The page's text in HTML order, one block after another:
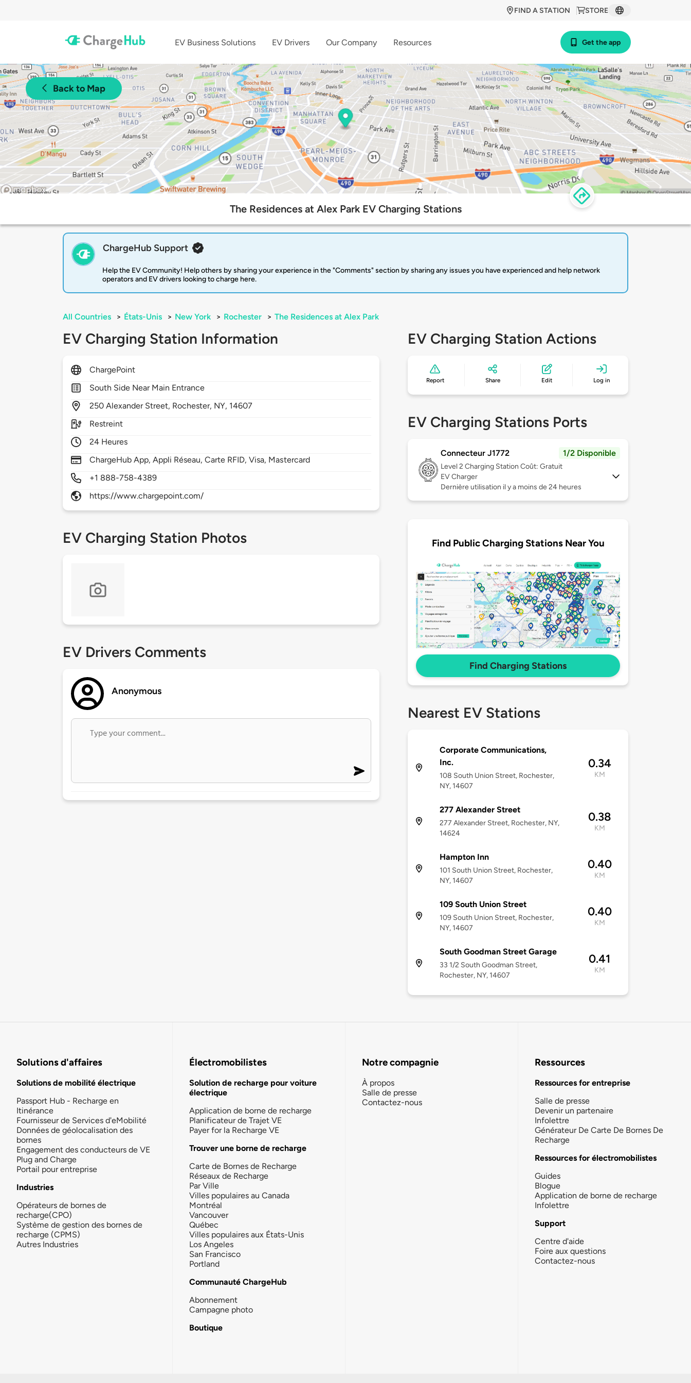
STORE
FIND A STATION
EV Business Solutions EV Drivers Our Company Resources Get the app
Back to Map
The Residences at Alex Park EV Charging Stations
ChargeHub Support
Help the EV Community! Help others by sharing your experience in the "Comments" section by sharing any issues you have experienced and help network
operators and EV drivers looking to charge here.
All Countries > États-Unis > New York > Rochester > The Residences at Alex Park
EV Charging Station Information
ChargePoint
South Side Near Main Entrance
250Alexander Street, Rochester, NY, 14607
Restreint
24 Heures
ChargeHub App, Appli Réseau, Carte RFID, Visa, Mastercard
+1 888-758-4389
https://www.chargepoint.com/
EV Charging Station Photos
EV Drivers Comments
Anonymous
EV Charging Station Actions
Report Share Edit Log in
EV Charging Stations Ports
Connecteur J1772 1/2 Disponible
Level 2 Charging Station Coût: Gratuit
EV Charger
Dernière utilisation il y a moins de 24 heures
Find Public Charging Stations Near You
Find Charging Stations
Nearest EV Stations
Corporate Communications,
Inc.
108 South Union Street, Rochester,
NY, 14607
0.34
KM
277 Alexander Street
277 Alexander Street, Rochester, NY,
14624
0.38
KM
Hampton Inn
101 South Union Street, Rochester,
NY, 14607
0.40
KM
109 South Union Street
109 South Union Street, Rochester,
NY, 14607
0.40
KM
South Goodman Street Garage
33 1/2 South Goodman Street,
Rochester, NY, 14607
0.41
KM
Solutions d'affaires
Solutions de mobilité électrique
Passport Hub - Recharge en
Itinérance
Fournisseur de Services d'eMobilité
Données de géolocalisation des
bornes
Engagement des conducteurs de VE
Plug and Charge
Portail pour entreprise
Industries
Opérateurs de bornes de
recharge(CPO)
Système de gestion des bornes de
recharge (CPMS)
Autres Industries
Électromobilistes
Solution de recharge pour voiture
électrique
Application de borne de recharge
Planificateur de Trajet VE
Payer for la Recharge VE
Trouver une borne de recharge
Carte de Bornes de Recharge
Réseaux de Recharge
Par Ville
Villes populaires au Canada
Montréal
Vancouver
Québec
Villes populaires aux États-Unis
Los Angeles
San Francisco
Portland
Communauté ChargeHub
Abonnement
Campagne photo
Boutique
Notre compagnie
À propos
Salle de presse
Contactez-nous
Ressources
Ressources for entreprise
Salle de presse
Devenir un partenaire
Infolettre
Générateur De Carte De Bornes De
Recharge
Ressources for électromobilistes
Guides
Blogue
Application de borne de recharge
Infolettre
Support
Centre d'aide
Foire aux questions
Contactez-nous